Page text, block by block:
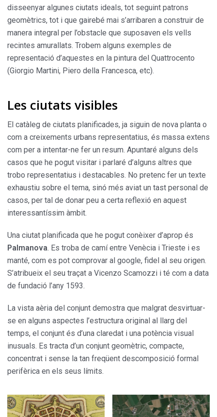
disseenyar algunes ciutats ideals, tot seguint patrons
geomètrics, tot i que gairebé mai s’arribaren a construir de
manera integral per l’obstacle que suposaven els vells
recintes amurallats. Trobem alguns exemples de
representació d’aquestes en la pintura del Quattrocento
(Giorgio Martini, Piero della Francesca, etc).
Les ciutats visibles
El catàleg de ciutats planificades, ja siguin de nova planta o
com a creixements urbans representatius, és massa extens
com per a intentar-ne fer un resum. Apuntaré alguns dels
casos que he pogut visitar i parlaré d’alguns altres que
trobo representatius i destacables. No pretenc fer un texte
exhaustiu sobre el tema, sinó més aviat un tast personal de
casos, per tal de donar peu a certa reflexió en aquest
interessantíssim àmbit.
Una ciutat planificada que he pogut conèixer d’aprop és
Palmanova. Es troba de camí entre Venècia i Trieste i es
manté, com es pot comprovar al google, fidel al seu origen.
S’atribueix el seu traçat a Vicenzo Scamozzi i té com a data
de fundació l’any 1593.
La vista aèria del conjunt demostra que malgrat desvirtuar-
se en alguns aspectes l’estructura original al llarg del
temps, el conjunt és d’una claredat i una potència visual
inusuals. Es tracta d’un conjunt geomètric, compacte,
concentrat i sense la tan freqüent descomposició formal
perifèrica en els seus límits.